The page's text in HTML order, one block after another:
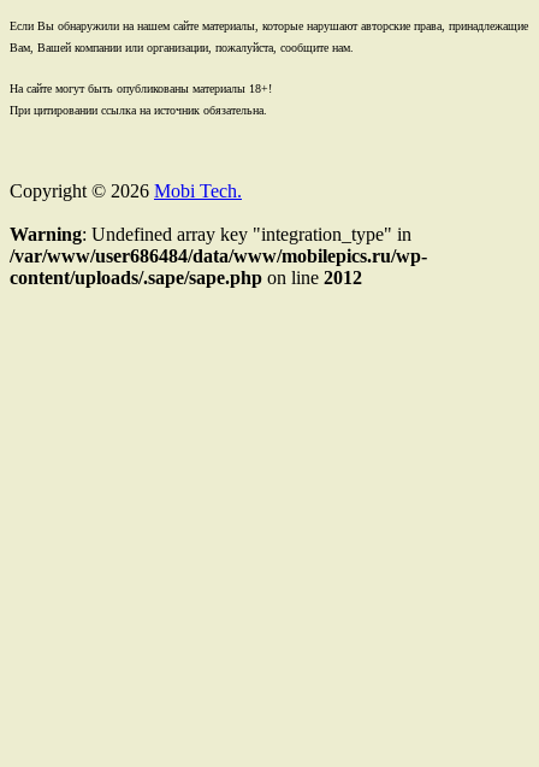
Если Вы обнаружили на нашем сайте материалы, которые нарушают авторские права, принадлежащие
Вам, Вашей компании или организации, пожалуйста, сообщите нам.
На сайте могут быть опубликованы материалы 18+!
При цитировании ссылка на источник обязательна.
Copyright © 2026 Mobi Tech.
Warning: Undefined array key "integration_type" in
/var/www/user686484/data/www/mobilepics.ru/wp-
content/uploads/.sape/sape.php on line 2012